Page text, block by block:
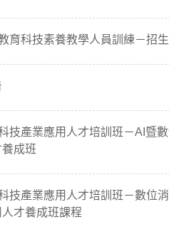
育科技素養教學人員訓練－招
技產業應用人才培訓班－AI暨
成班
技產業應用人才培訓班－數位
才養成班課程